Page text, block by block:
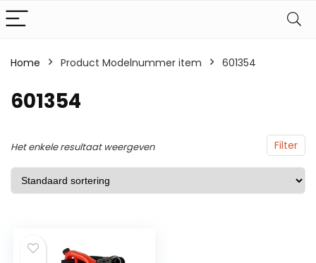
Home Product Modelnummer item 601354
601354
Filter
Het enkele resultaat weergeven